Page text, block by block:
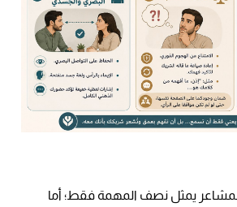
يمثل نصف المهمة فقط؛ أما